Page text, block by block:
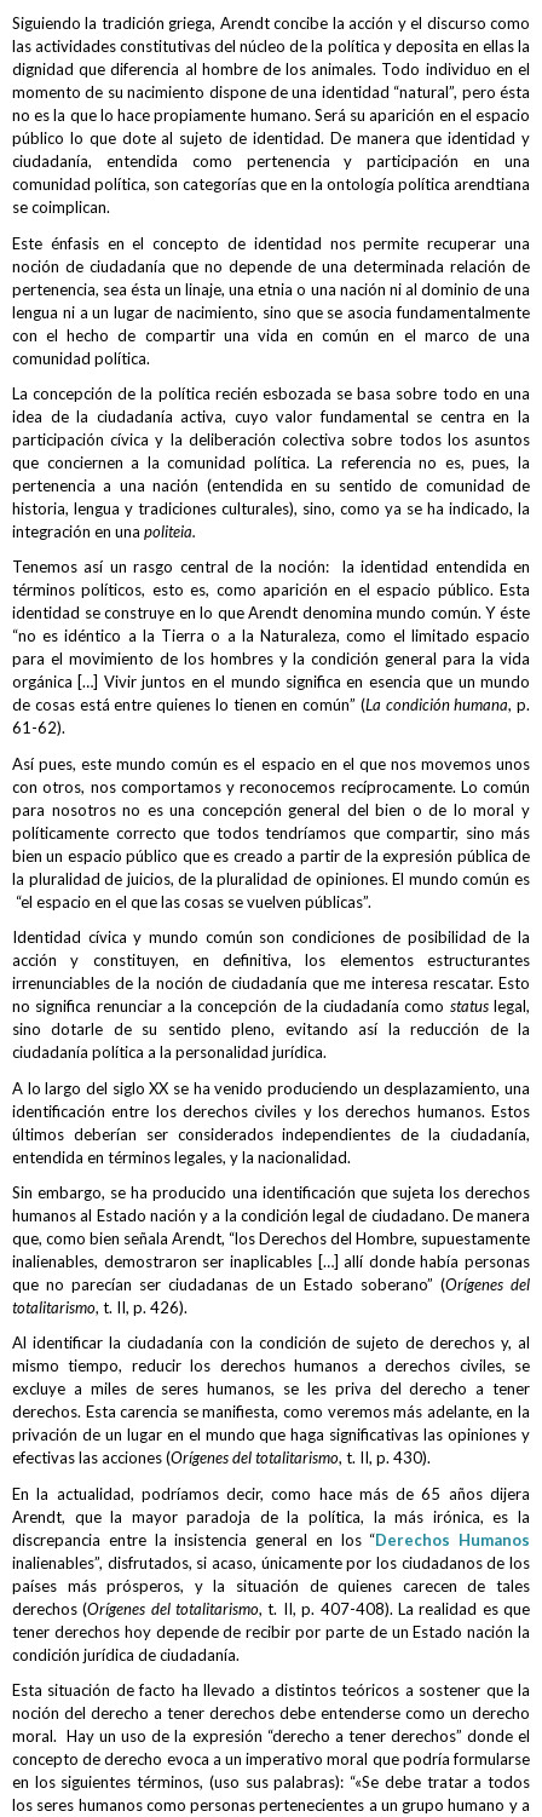
Siguiendo la tradición griega, Arendt concibe la acción y el discurso como
las actividades constitutivas del núcleo de la política y deposita en ellas la
dignidad que diferencia al hombre de los animales. Todo individuo en el
momento de su nacimiento dispone de una identidad “natural”, pero ésta
no es la que lo hace propiamente humano. Será su aparición en el espacio
público lo que dote al sujeto de identidad. De manera que identidad y
ciudadanía, entendida como pertenencia y participación en una
comunidad política, son categorías que en la ontología política arendtiana
se coimplican.
Este énfasis en el concepto de identidad nos permite recuperar una
noción de ciudadanía que no depende de una determinada relación de
pertenencia, sea ésta un linaje, una etnia o una nación ni al dominio de una
lengua ni a un lugar de nacimiento, sino que se asocia fundamentalmente
con el hecho de compartir una vida en común en el marco de una
comunidad política.
La concepción de la política recién esbozada se basa sobre todo en una
idea de la ciudadanía activa, cuyo valor fundamental se centra en la
participación cívica y la deliberación colectiva sobre todos los asuntos
que conciernen a la comunidad política. La referencia no es, pues, la
pertenencia a una nación (entendida en su sentido de comunidad de
historia, lengua y tradiciones culturales), sino, como ya se ha indicado, la
integración en una politeia.
Tenemos así un rasgo central de la noción: la identidad entendida en
términos políticos, esto es, como aparición en el espacio público. Esta
identidad se construye en lo que Arendt denomina mundo común. Y éste
“no es idéntico a la Tierra o a la Naturaleza, como el limitado espacio
para el movimiento de los hombres y la condición general para la vida
orgánica […] Vivir juntos en el mundo significa en esencia que un mundo
de cosas está entre quienes lo tienen en común” (La condición humana, p.
61-62).
Así pues, este mundo común es el espacio en el que nos movemos unos
con otros, nos comportamos y reconocemos recíprocamente. Lo común
para nosotros no es una concepción general del bien o de lo moral y
políticamente correcto que todos tendríamos que compartir, sino más
bien un espacio público que es creado a partir de la expresión pública de
la pluralidad de juicios, de la pluralidad de opiniones. El mundo común es
“el espacio en el que las cosas se vuelven públicas”.
Identidad cívica y mundo común son condiciones de posibilidad de la
acción y constituyen, en definitiva, los elementos estructurantes
irrenunciables de la noción de ciudadanía que me interesa rescatar. Esto
no significa renunciar a la concepción de la ciudadanía como statuslegal,
sino dotarle de su sentido pleno, evitando así la reducción de la
ciudadanía política a la personalidad jurídica.
A lo largo del siglo XX se ha venido produciendo un desplazamiento, una
identificación entre los derechos civiles y los derechos humanos. Estos
últimos deberían ser considerados independientes de la ciudadanía,
entendida en términos legales, y la nacionalidad.
Sin embargo, se ha producido una identificación que sujeta los derechos
humanos al Estado nación y a la condición legal de ciudadano. De manera
que, como bien señala Arendt, “los Derechos del Hombre, supuestamente
inalienables, demostraron ser inaplicables […] allí donde había personas
que no parecían ser ciudadanas de un Estado soberano” (Orígenes del
totalitarismo, t. II, p. 426).
Al identificar la ciudadanía con la condición de sujeto de derechos y, al
mismo tiempo, reducir los derechos humanos a derechos civiles, se
excluye a miles de seres humanos, se les priva del derecho a tener
derechos. Esta carencia se manifiesta, como veremos más adelante, en la
privación de un lugar en el mundo que haga significativas las opiniones y
efectivas las acciones (Orígenes del totalitarismo, t. II, p. 430).
En la actualidad, podríamos decir, como hace más de 65 años dijera
Arendt, que la mayor paradoja de la política, la más irónica, es la
discrepancia entre la insistencia general en los “Derechos Humanos
inalienables”, disfrutados, si acaso, únicamente por los ciudadanos de los
países más prósperos, y la situación de quienes carecen de tales
derechos (Orígenes del totalitarismo, t. II, p. 407-408). La realidad es que
tener derechos hoy depende de recibir por parte de un Estado nación la
condición jurídica de ciudadanía.
Esta situación de facto ha llevado a distintos teóricos a sostener que la
noción del derecho a tener derechos debe entenderse como un derecho
moral. Hay un uso de la expresión “derecho a tener derechos” donde el
concepto de derecho evoca a un imperativo moral que podría formularse
en los siguientes términos, (uso sus palabras): “«Se debe tratar a todos
los seres humanos como personas pertenecientes a un grupo humano y a